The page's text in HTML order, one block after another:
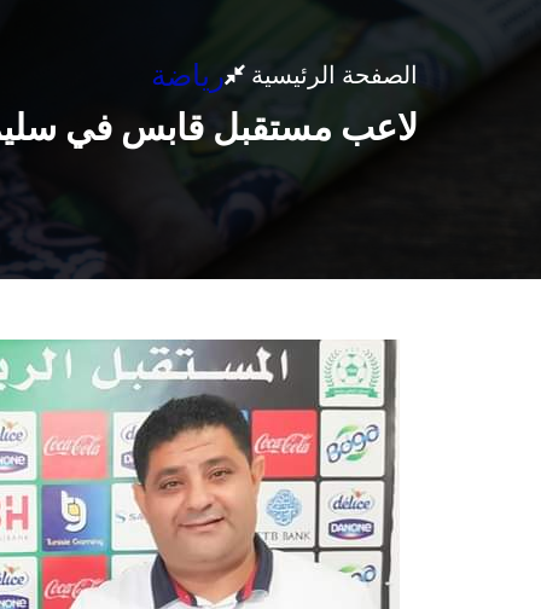
الصفحة الرئيسية رياضة
لاعب مستقبل قابس في